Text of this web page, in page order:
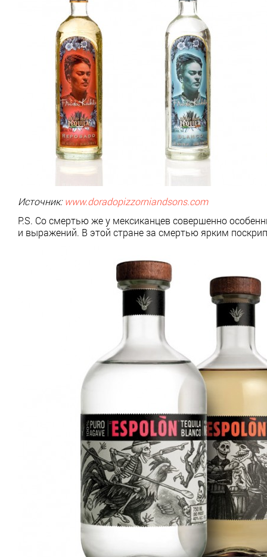
Источник:www.doradopizzorniandsons.com
P.S. Со смертью же у мексиканцев совершенно
и выражений. В этой стране за смертью ярким